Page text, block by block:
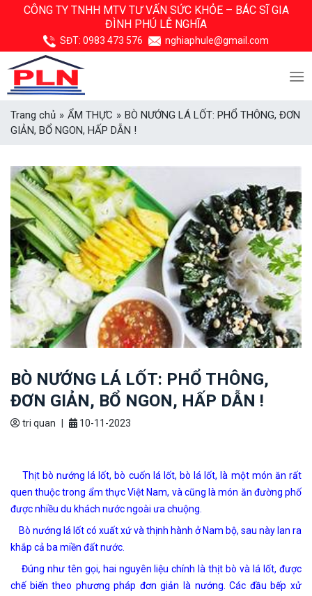
CÔNG TY TNHH MTV TƯ VẤN SỨC KHỎE – BÁC SĨ GIA
ĐÌNH PHÚ LỄ NGHĨA
SĐT: 0983 473 576 nghiaphule@gmail.com
Trang chủ » ẨM THỰC » BÒ NƯỚNG LÁ LỐT: PHỔ THÔNG, ĐƠN
GIẢN, BỔ NGON, HẤP DẪN !
BÒ NƯỚNG LÁ LỐT: PHỔ THÔNG,
ĐƠN GIẢN, BỔ NGON, HẤP DẪN !
tri quan 10-11-2023
Thịt bò nướng lá lốt, bò cuốn lá lốt, bò lá lốt, là một món ăn rất
quen thuộc trong ẩm thực Việt Nam, và cũng là món ăn đường phố
được nhiều du khách nước ngoài ưa chuộng.
Bò nướng lá lốt có xuất xứ và thịnh hành ở Nam bộ, sau này lan ra
khắp cả ba miền đất nước.
Đúng như tên gọi, hai nguyên liệu chính là thịt bò và lá lốt, được
chế biến theo phương pháp đơn giản là nướng. Các đầu bếp xử